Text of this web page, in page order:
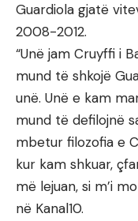
Guardiola gjatë
2008-2012.
“Unë jam Cruyffi i
mund të shkojë
unë. Unë e kam
mund të defilojnë
mbetur filozofia e
kur kam shkuar,
më lejuan, si m’i
në Kanal10.